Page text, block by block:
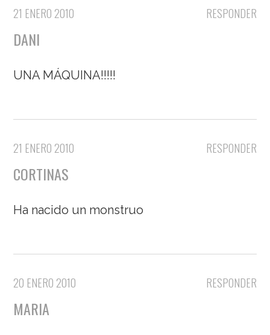
RESPONDER
21 ENERO 2010
DANI
UNA MÁQUINA!!!!!
RESPONDER
21 ENERO 2010
CORTINAS
Ha nacido un monstruo
RESPONDER
20 ENERO 2010
MARIA